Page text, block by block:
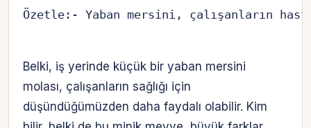
Özetle:- Yaban mersini, çalışanların
Belki, iş yerinde küçük bir yaban mersini
molası, çalışanların sağlığı için
düşündüğümüzden daha faydalı olabilir. Kim